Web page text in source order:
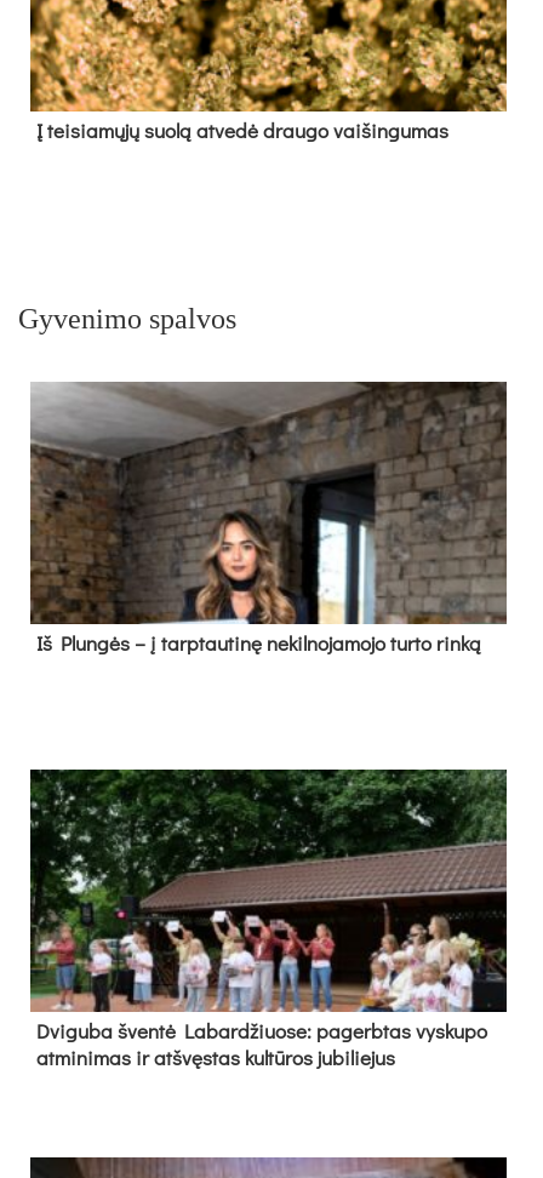
Į tei­sia­mų­jų suo­lą at­ve­dė drau­go vai­šin­gu­mas
Gyvenimo spalvos
Iš Plungės – į tarptautinę nekilnojamojo turto rinką
Dvi­gu­ba šven­tė La­bar­džiuo­se: pa­gerb­tas vys­ku­po
at­mi­ni­mas ir at­švęs­tas kul­tū­ros ju­bi­lie­jus